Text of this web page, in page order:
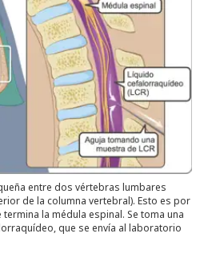
entre dos vértebras lumbares
de la columna vertebral). Esto es por
la médula espinal. Se toma una
que se envía al laboratorio